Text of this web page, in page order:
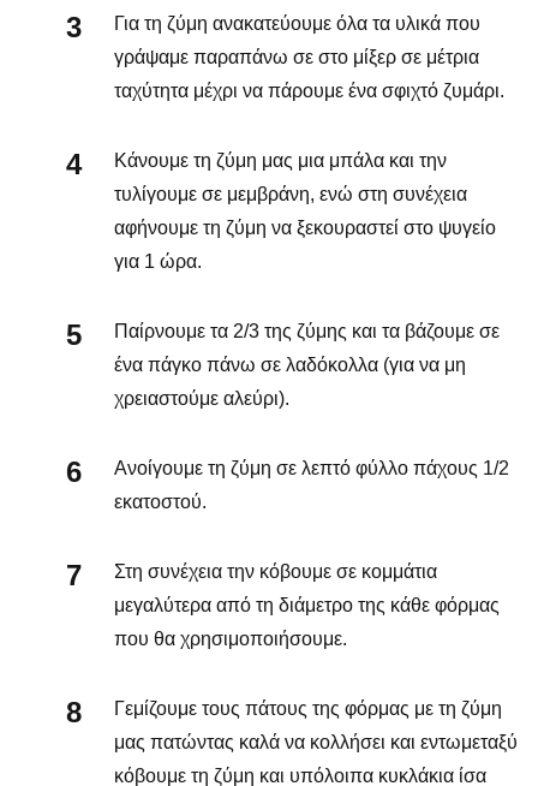
Για τη ζύμη ανακατεύουμε όλα τα υλικά που
γράψαμε παραπάνω σε στο μίξερ σε μέτρια
ταχύτητα μέχρι να πάρουμε ένα σφιχτό ζυμάρι.
Κάνουμε τη ζύμη μας μια μπάλα και την
τυλίγουμε σε μεμβράνη, ενώ στη συνέχεια
αφήνουμε τη ζύμη να ξεκουραστεί στο ψυγείο
για 1 ώρα.
Παίρνουμε τα 2/3 της ζύμης και τα βάζουμε σε
ένα πάγκο πάνω σε λαδόκολλα (για να μη
χρειαστούμε αλεύρι).
Ανοίγουμε τη ζύμη σε λεπτό φύλλο πάχους 1/2
εκατοστού.
Στη συνέχεια την κόβουμε σε κομμάτια
μεγαλύτερα από τη διάμετρο της κάθε φόρμας
που θα χρησιμοποιήσουμε.
Γεμίζουμε τους πάτους της φόρμας με τη ζύμη
μας πατώντας καλά να κολλήσει και εντωμεταξύ
κόβουμε τη ζύμη και υπόλοιπα κυκλάκια ίσα